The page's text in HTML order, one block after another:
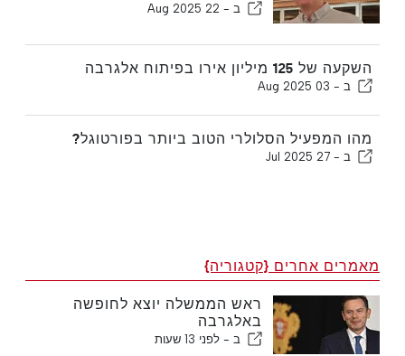
ב - 22 Aug 2025
השקעה של 125 מיליון אירו בפיתוח אלגרבה
ב - 03 Aug 2025
מהו המפעיל הסלולרי הטוב ביותר בפורטוגל?
ב - 27 Jul 2025
מאמרים אחרים {קטגוריה}
ראש הממשלה יוצא לחופשה
באלגרבה
ב - לפני 13 שעות